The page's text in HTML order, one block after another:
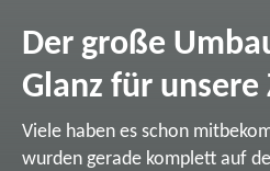
Der große
Glanz für unsere
Viele haben es schon
wurden gerade komplett auf